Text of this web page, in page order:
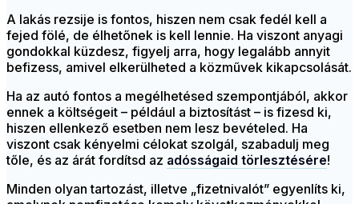
A lakás rezsije is fontos, hiszen nem csak fedél kell a
fejed fölé, de élhetőnek is kell lennie. Ha viszont anyagi
gondokkal küzdesz, figyelj arra, hogy legalább annyit
befizess, amivel elkerülheted a közművek kikapcsolását.
Ha az autó fontos a megélhetésed szempontjából, akkor
ennek a költségeit – például a biztosítást – is fizesd ki,
hiszen ellenkező esetben nem lesz bevételed. Ha
viszont csak kényelmi célokat szolgál, szabadulj meg
tőle, és az árát fordítsd az adósságaid törlesztésére!
Minden olyan tartozást, illetve „fizetnivalót” egyenlíts ki,